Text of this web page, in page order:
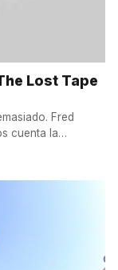
Lost Tape
Fred
cuenta la